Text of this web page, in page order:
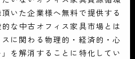
いた企業様へ無料で提供する
な中古オフィス家具市場とは
に関わる物理的・経済的・心
を解消することに特化してい